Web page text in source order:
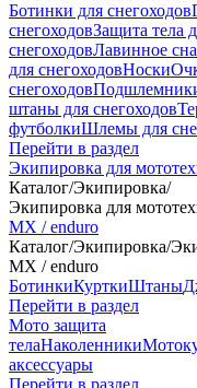
Ботинки для снегоходов
снегоходовЗащита тела
снегоходовЛавинное
для снегоходовНоски
снегоходов
штаны для снегоходов
футболкиШлемы для
Перейти в раздел
Экипировка для
Каталог/Экипировка/
Экипировка для
MX / enduro
Каталог/Экипировка/
MX / enduro
БотинкиКурткиШтаны
Перейти в раздел
Мото защита
телаНаколенники
аксессуары
Перейти в раздел